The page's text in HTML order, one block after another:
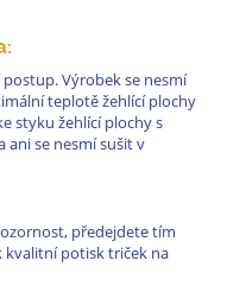
Výrobek se nesmí
teplotě žehlící plochy
styku žehlící plochy s
ani se nesmí sušit v
předejdete tím
kvalitní potisk triček na